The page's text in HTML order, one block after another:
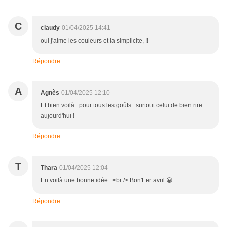
C claudy 01/04/2025 14:41
oui j'aime les couleurs et la simplicite, !!
Répondre
A Agnès 01/04/2025 12:10
Et bien voilà...pour tous les goûts...surtout celui de bien rire
aujourd'hui !
Répondre
T Thara 01/04/2025 12:04
En voilà une bonne idée . <br /> Bon1 er avril 😀
Répondre